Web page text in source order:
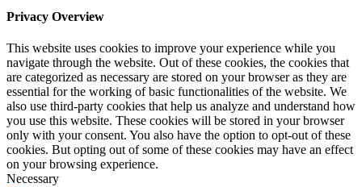
Privacy Overview
This website uses cookies to improve your experience while you
navigate through the website. Out of these cookies, the cookies that
are categorized as necessary are stored on your browser as they are
essential for the working of basic functionalities of the website. We
also use third-party cookies that help us analyze and understand how
you use this website. These cookies will be stored in your browser
only with your consent. You also have the option to opt-out of these
cookies. But opting out of some of these cookies may have an effect
on your browsing experience.
Necessary